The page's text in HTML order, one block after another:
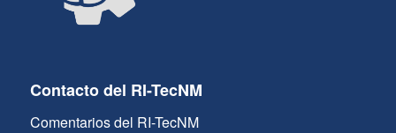
Contacto del RI-TecNM
Comentarios del RI-TecNM